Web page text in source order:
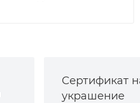
Сертификат
украшение